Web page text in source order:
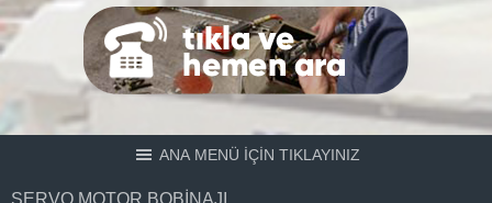
ANA MENÜ İÇİN TIKLAYINIZ
SERVO MOTOR BOBINAJI